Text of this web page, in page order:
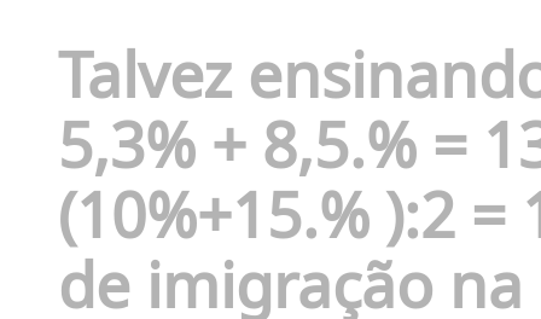
Talvez
5,3% + 8,5.% =
(10%+15.% ):2
de imigração